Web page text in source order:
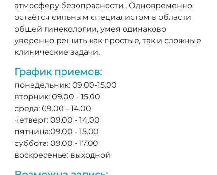
атмосферу безопрасности . Одновременно
остаётся сильным специалистом в области
общей гинекологии, умея одинаково
уверенно решить как простые, так и сложные
клинические задачи.
График приемов:
понедельник: 09.00-15.00
вторник: 09.00 - 15.00
среда: 09.00 - 14.00
четверг: 09.00 - 14.00
пятница:09.00 - 15.00
суббота: 09.00 - 17.00
воскресенье: выходной